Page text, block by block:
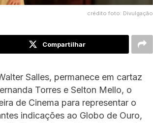
crédito foto: Divulgação
Compartilhar
Salles, permanece em cartaz
Torres e Selton Mello, o
de Cinema para representar o
indicações ao Globo de Ouro,